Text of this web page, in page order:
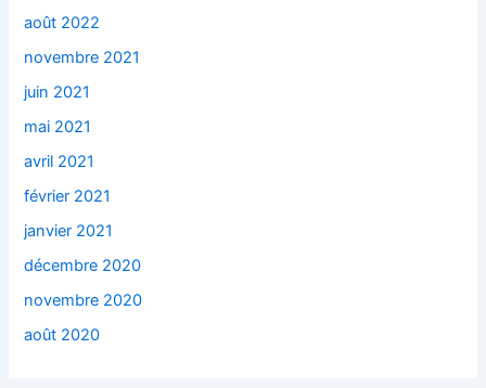
août 2022
novembre 2021
juin 2021
mai 2021
avril 2021
février 2021
janvier 2021
décembre 2020
novembre 2020
août 2020